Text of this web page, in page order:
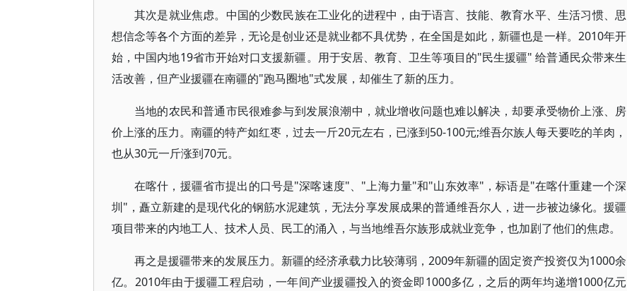
其次是就业焦虑。中国的少数民族在工业化的进程中，由于语言、技能、教育水平、生活习惯、思
想信念等各个方面的差异，无论是创业还是就业都不具优势，在全国是如此，新疆也是一样。2010年开
始，中国内地19省市开始对口支援新疆。用于安居、教育、卫生等项目的"民生援疆" 给普通民众带来生
活改善，但产业援疆在南疆的"跑马圈地"式发展，却催生了新的压力。
当地的农民和普通市民很难参与到发展浪潮中，就业增收问题也难以解决，却要承受物价上涨、房
价上涨的压力。南疆的特产如红枣，过去一斤20元左右，已涨到50-100元;维吾尔族人每天要吃的羊肉，
也从30元一斤涨到70元。
在喀什，援疆省市提出的口号是"深喀速度"、"上海力量"和"山东效率"，标语是"在喀什重建一个深
圳"，矗立新建的是现代化的钢筋水泥建筑，无法分享发展成果的普通维吾尔人，进一步被边缘化。援疆
项目带来的内地工人、技术人员、民工的涌入，与当地维吾尔族形成就业竞争，也加剧了他们的焦虑。
再之是援疆带来的发展压力。新疆的经济承载力比较薄弱，2009年新疆的固定资产投资仅为1000余
亿。2010年由于援疆工程启动，一年间产业援疆投入的资金即1000多亿，之后的两年均递增1000亿元